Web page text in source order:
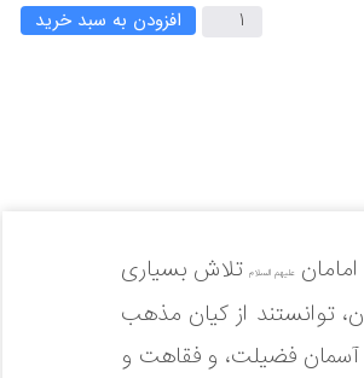
افزودن به سبد خرید
علیهم السلامتلاش بسیاری
توانستند از کیان مذهب
آسمان فضیلت، و فقاهت و